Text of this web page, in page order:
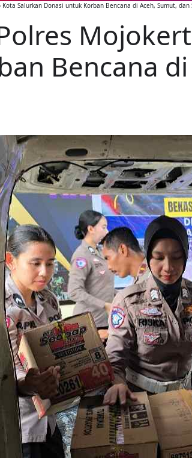
Salurkan Donasi untuk Korban Bencana di Aceh, Sumut, dan
Bencana